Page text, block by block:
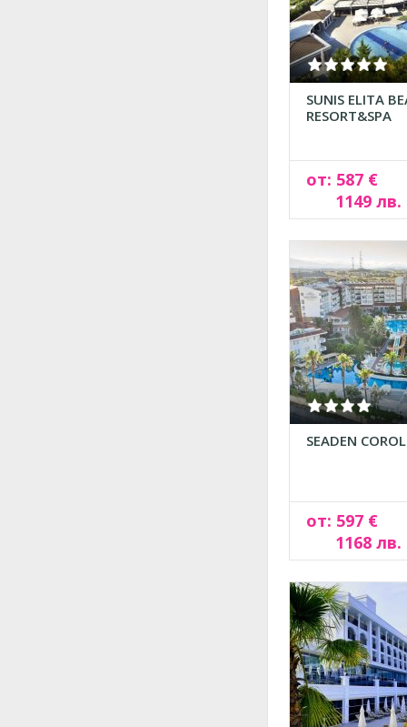
SUNIS ELITA
RESORT&SPA
от: 587 €
1149 лв.
SEADEN
от: 597 €
1168 лв.